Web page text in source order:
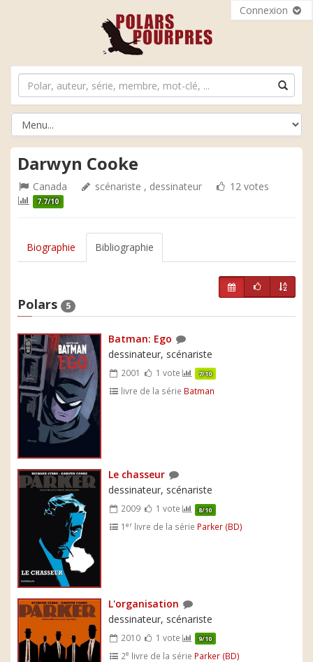
Connexion
Darwyn Cooke
Canada scénariste , dessinateur 12 votes
7.7/10
Biographie Bibliographie
Polars 5
Batman: Ego
dessinateur, scénariste
2001 1 vote 7/10
livre de la série Batman
Le chasseur
dessinateur, scénariste
2009 1 vote 8/10
1er livre de la série Parker (BD)
L'organisation
dessinateur, scénariste
2010 1 vote 9/10
2e livre de la série Parker (BD)